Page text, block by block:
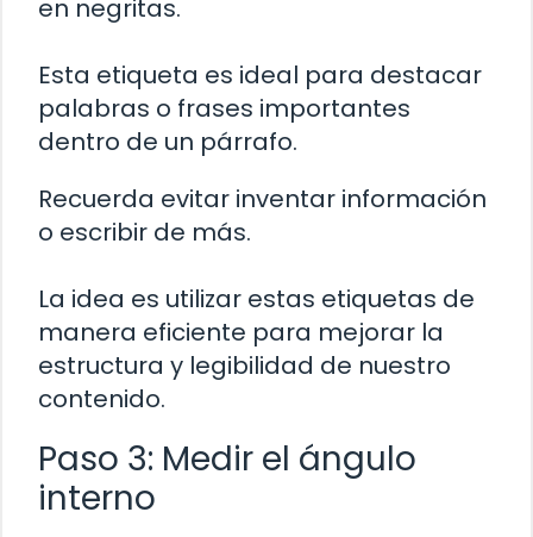
en negritas.
Esta etiqueta es ideal para destacar
palabras o frases importantes
dentro de un párrafo.
Recuerda evitar inventar información
o escribir de más.
La idea es utilizar estas etiquetas de
manera eficiente para mejorar la
estructura y legibilidad de nuestro
contenido.
Paso 3: Medir el ángulo
interno